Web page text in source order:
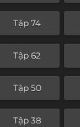
Tập 74
Tập 62
Tập 50
Tập 38